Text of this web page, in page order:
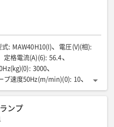
式: MAW40H10(I) 電圧(V)(相):
定格電流(A)(6): 56.4
: 3000
プ速度50Hz(m/min)(0): 10
ロープ巻取量(mm×m)(8):
: 806
ンプ